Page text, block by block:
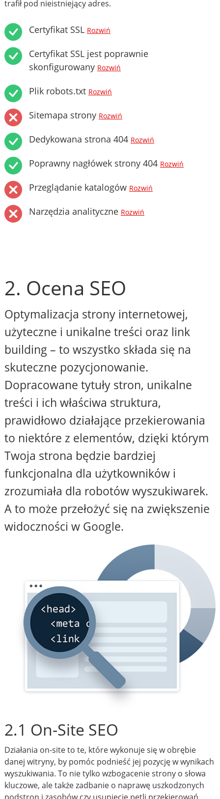
trafił pod nieistniejący adres.
Certyfikat SSL Rozwiń
Certyfikat SSL jest poprawnie
skonfigurowany Rozwiń
Plik robots.txt Rozwiń
Sitemapa strony Rozwiń
Dedykowana strona 404 Rozwiń
Poprawny nagłówek strony 404 Rozwiń
Przeglądanie katalogów Rozwiń
Narzędzia analityczne Rozwiń
2. Ocena SEO
Optymalizacja strony internetowej,
użyteczne i unikalne treści oraz link
building – to wszystko składa się na
skuteczne pozycjonowanie.
Dopracowane tytuły stron, unikalne
treści i ich właściwa struktura,
prawidłowo działające przekierowania
to niektóre z elementów, dzięki którym
Twoja strona będzie bardziej
funkcjonalna dla użytkowników i
zrozumiała dla robotów wyszukiwarek.
A to może przełożyć się na zwiększenie
widoczności w Google.
2.1 On-Site SEO
Działania on-site to te, które wykonuje się w obrębie
danej witryny, by pomóc podnieść jej pozycję w wynikach
wyszukiwania. To nie tylko wzbogacenie strony o słowa
kluczowe, ale także zadbanie o naprawę uszkodzonych
podstron i zasobów czy usunięcie pętli przekierowań.